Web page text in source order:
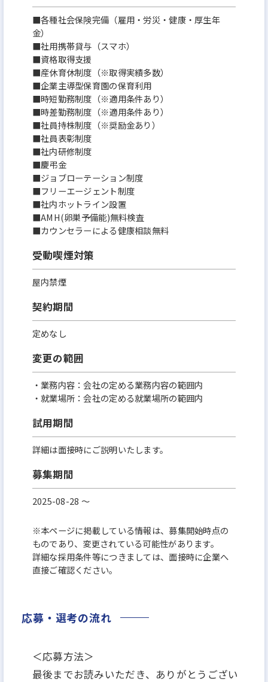
■各種社会保険完備（雇用・労災・健康・厚生年
金）
■社用携帯貸与（スマホ）
■資格取得支援
■産休育休制度（※取得実績多数）
■企業主導型保育園の保育利用
■時短勤務制度（※適用条件あり）
■時差勤務制度（※適用条件あり）
■社員持株制度（※奨励金あり）
■社員表彰制度
■社内研修制度
■慶弔金
■ジョブローテーション制度
■フリーエージェント制度
■社内ホットライン設置
■AMH(卵巣予備能)無料検査
■カウンセラーによる健康相談無料
受動喫煙対策
屋内禁煙
契約期間
定めなし
変更の範囲
・業務内容：会社の定める業務内容の範囲内
・就業場所：会社の定める就業場所の範囲内
試用期間
詳細は面接時にご説明いたします。
募集期間
2025-08-28 〜
※本ページに掲載している情報は、募集開始時点の
ものであり、変更されている可能性があります。
詳細な採用条件等につきましては、面接時に企業へ
直接ご確認ください。
応募・選考の流れ
＜応募方法＞
最後までお読みいただき、ありがとうござい